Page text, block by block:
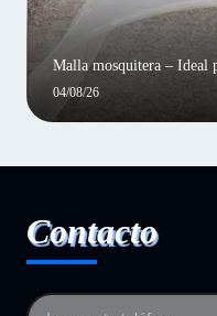
Malla mosquitera – Ideal
04/08/26
Contacto